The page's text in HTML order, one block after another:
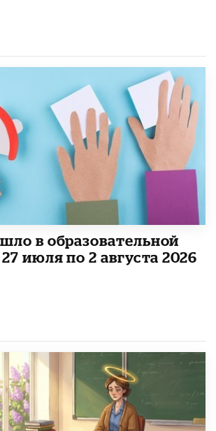
в образовательной
июля по 2 августа 2026